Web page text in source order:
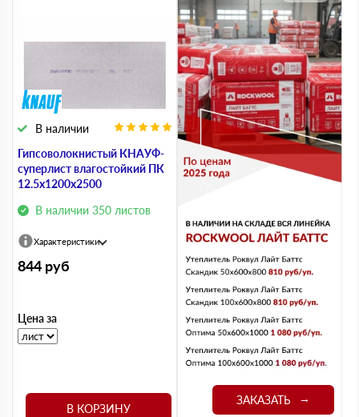
Гипсоволокнистый КНАУФ-
суперлист влагостойкий ПК
12.5x1200x2500
В наличии 350 листов
В наличии
Характеристики
844 руб
Цена за
В КОРЗИНУ
ЗАКАЗАТЬ